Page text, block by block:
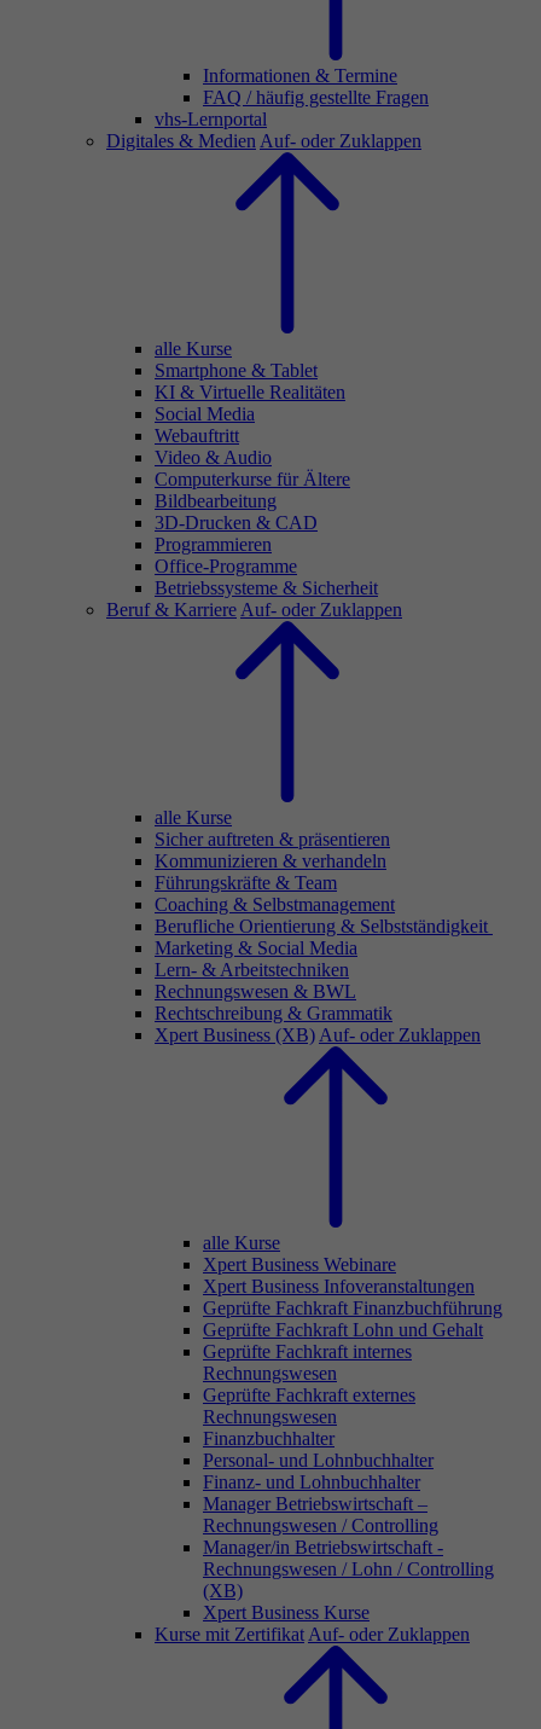
Informationen & Termine
FAQ / häufig gestellte Fragen
vhs-Lernportal
Digitales & Medien Auf- oder Zuklappen
alle Kurse
Smartphone & Tablet
KI & Virtuelle Realitäten
Social Media
Webauftritt
Video & Audio
Computerkurse für Ältere
Bildbearbeitung
3D-Drucken & CAD
Programmieren
Office-Programme
Betriebssysteme & Sicherheit
Beruf & Karriere Auf- oder Zuklappen
alle Kurse
Sicher auftreten & präsentieren
Kommunizieren & verhandeln
Führungskräfte & Team
Coaching & Selbstmanagement
Berufliche Orientierung & Selbstständigkeit
Marketing & Social Media
Lern- & Arbeitstechniken
Rechnungswesen & BWL
Rechtschreibung & Grammatik
Xpert Business (XB) Auf- oder Zuklappen
alle Kurse
Xpert Business Webinare
Xpert Business Infoveranstaltungen
Geprüfte Fachkraft Finanzbuchführung
Geprüfte Fachkraft Lohn und Gehalt
Geprüfte Fachkraft internes
Rechnungswesen
Geprüfte Fachkraft externes
Rechnungswesen
Finanzbuchhalter
Personal- und Lohnbuchhalter
Finanz- und Lohnbuchhalter
Manager Betriebswirtschaft –
Rechnungswesen / Controlling
Manager/in Betriebswirtschaft -
Rechnungswesen / Lohn / Controlling
(XB)
Xpert Business Kurse
Kurse mit Zertifikat Auf- oder Zuklappen